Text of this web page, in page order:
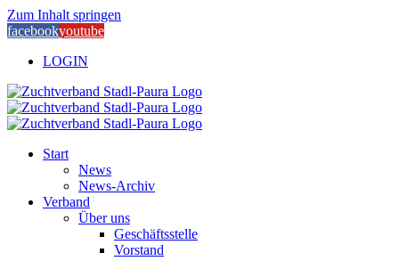
Zum Inhalt springen
facebookyoutube
LOGIN
Start
News
News-Archiv
Verband
Über uns
Geschäftsstelle
Vorstand